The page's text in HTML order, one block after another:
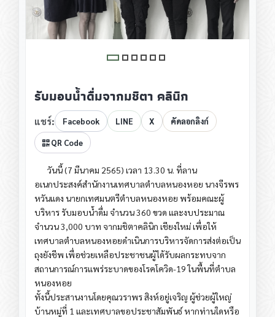
รับมอบน้ำดื่มจากมชิตา คลินิก
แชร์: Facebook LINE X คัดลอกลิงก์
QR Code
วันนี้ (7 มีนาคม 2565) เวลา 13.30 น. ที่ลาน
อเนกประสงค์สำนักงานเทศบาลตำบลหนองหอย นางจีรพร
หวันแดง นายกเทศมนตรีตำบลหนองหอย พร้อมคณะผู้
บริหาร รับมอบน้ำดื่ม จำนวน 360 ขวด และงบประมาณ
จำนวน 3,000 บาท จากมชิตาคลินิก เชียงใหม่ เพื่อให้
เทศบาลตำบลหนองหอยดำเนินการบริหารจัดการส่งต่อเป็น
ถุงยังชีพ เพื่อช่วยเหลือประชาชนผู้ได้รับผลกระทบจาก
สถานการณ์การแพร่ระบาดของโรคโควิด-19 ในพื้นที่ตำบล
หนองหอย
ทั้งนี้ประสานงานโดยคุณวราพร สิงห์อยู่เจริญ ผู้ช่วยผู้ใหญ่
บ้านหมู่ที่ 1 และเทศบาลขอประชาสัมพันธ์ หากท่านใดหรือ